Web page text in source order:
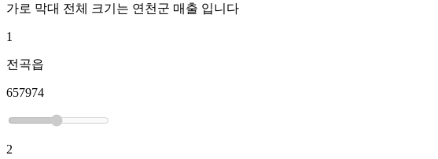
가로 막대 전체 크기는 연천군 매출 입니다
1
전곡읍
657974
2